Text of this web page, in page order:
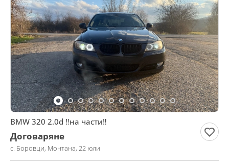
BMW 320 2.0d ‼️на части‼️
Договаряне
с. Боровци, Монтана, 22 юли